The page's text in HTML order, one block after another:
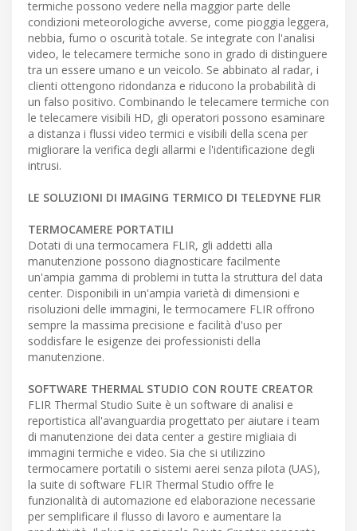
termiche possono vedere nella maggior parte delle
condizioni meteorologiche avverse, come pioggia leggera,
nebbia, fumo o oscurità totale. Se integrate con l'analisi
video, le telecamere termiche sono in grado di distinguere
tra un essere umano e un veicolo. Se abbinato al radar, i
clienti ottengono ridondanza e riducono la probabilità di
un falso positivo. Combinando le telecamere termiche con
le telecamere visibili HD, gli operatori possono esaminare
a distanza i flussi video termici e visibili della scena per
migliorare la verifica degli allarmi e l'identificazione degli
intrusi.
LE SOLUZIONI DI IMAGING TERMICO DI TELEDYNE FLIR
TERMOCAMERE PORTATILI
Dotati di una termocamera FLIR, gli addetti alla
manutenzione possono diagnosticare facilmente
un'ampia gamma di problemi in tutta la struttura del data
center. Disponibili in un'ampia varietà di dimensioni e
risoluzioni delle immagini, le termocamere FLIR offrono
sempre la massima precisione e facilità d'uso per
soddisfare le esigenze dei professionisti della
manutenzione.
SOFTWARE THERMAL STUDIO CON ROUTE CREATOR
FLIR Thermal Studio Suite è un software di analisi e
reportistica all'avanguardia progettato per aiutare i team
di manutenzione dei data center a gestire migliaia di
immagini termiche e video. Sia che si utilizzino
termocamere portatili o sistemi aerei senza pilota (UAS),
la suite di software FLIR Thermal Studio offre le
funzionalità di automazione ed elaborazione necessarie
per semplificare il flusso di lavoro e aumentare la